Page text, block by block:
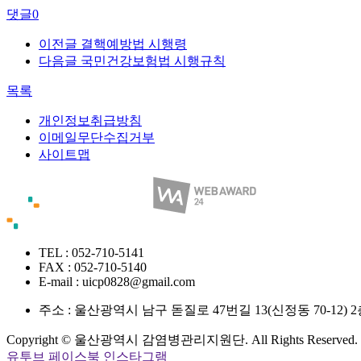
댓글0
이전글 결핵예방법 시행령
다음글 국민건강보험법 시행규칙
목록
개인정보취급방침
이메일무단수집거부
사이트맵
TEL : 052-710-5141
FAX : 052-710-5140
E-mail : uicp0828@gmail.com
주소 : 울산광역시 남구 돋질로 47번길 13(신정동 70-12)
Copyright © 울산광역시 감염병관리지원단. All Rights Reserved.
유투브 페이스북 인스타그램